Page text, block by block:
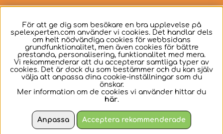
Svenska
För att ge dig som besökare en bra upplevelse på
spelexperten.com använder vi cookies. Det handlar dels
om helt nödvändiga cookies för webbsidans
grundfunktionalitet, men även cookies för bättre
prestanda, personalisering, funktionalitet med mera.
Vi rekommenderar att du accepterar samtliga typer av
cookies. Det är dock du som bestämmer och du kan själv
välja att anpassa dina cookie-inställningar som du
önskar.
Mer information om de cookies vi använder hittar du
här.
Anpassa Acceptera rekommenderade